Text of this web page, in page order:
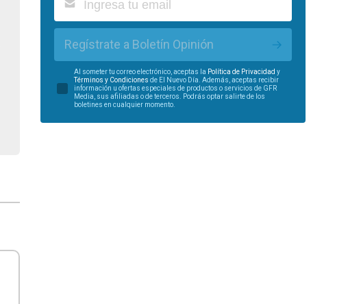
Regístrate a Boletín Opinión
Al someter tu correo electrónico, aceptas la Política de Privacidad y
Términos y Condiciones de El Nuevo Día. Además, aceptas recibir
información u ofertas especiales de productos o servicios de GFR
Media, sus afiliadas o de terceros. Podrás optar salirte de los
boletines en cualquier momento.